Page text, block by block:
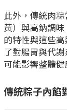
此外，傳統肉
黃）與高鈉調
的特性與這些
了對腸胃與代
可能影響整體健
傳統粽子內餡